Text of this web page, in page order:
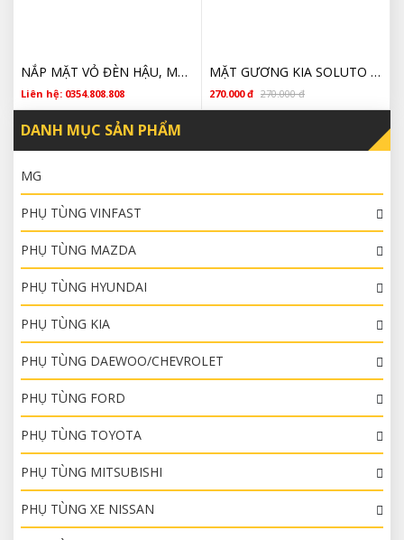
NẮP MẶT VỎ ĐÈN HẬU, MẶT ĐÈN HẬU KIA SOLUTO
Liên hệ: 0354.808.808
MẶT GƯƠNG KIA SOLUTO GIÁ TỐT
270.000 đ 270.000 đ
DANH MỤC SẢN PHẨM
MG
PHỤ TÙNG VINFAST
PHỤ TÙNG MAZDA
PHỤ TÙNG HYUNDAI
PHỤ TÙNG KIA
PHỤ TÙNG DAEWOO/CHEVROLET
PHỤ TÙNG FORD
PHỤ TÙNG TOYOTA
PHỤ TÙNG MITSUBISHI
PHỤ TÙNG XE NISSAN